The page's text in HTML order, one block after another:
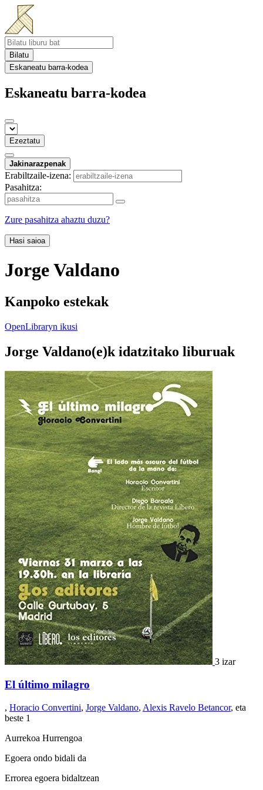
Bilatu
Eskaneatu barra-kodea
Eskaneatu barra-kodea
Ezeztatu
Jakinarazpenak
Erabiltzaile-izena:
Pasahitza:
Zure pasahitza ahaztu duzu?
Hasi saioa
Jorge Valdano
Kanpoko estekak
OpenLibraryn ikusi
Jorge Valdano(e)k idatzitako liburuak
3 izar
El último milagro
, Horacio Convertini, Jorge Valdano, Alexis Ravelo Betancor, eta
beste 1
Aurrekoa Hurrengoa
Egoera ondo bidali da
Errorea egoera bidaltzean